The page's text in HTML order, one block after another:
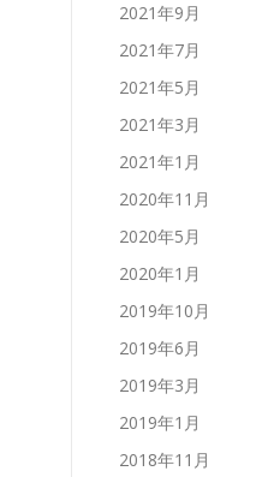
2021年9月
2021年7月
2021年5月
2021年3月
2021年1月
2020年11月
2020年5月
2020年1月
2019年10月
2019年6月
2019年3月
2019年1月
2018年11月